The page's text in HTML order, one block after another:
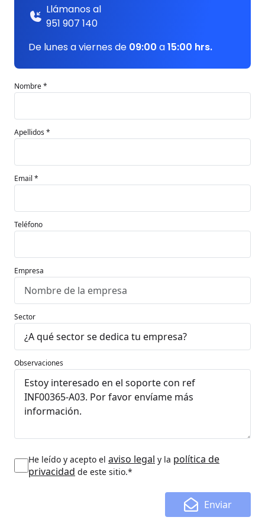
Llámanos al
951 907 140
De lunes a viernes de 09:00 a15:00 hrs.
Nombre *
Apellidos *
Email *
Teléfono
Empresa
Sector
Observaciones
He leído y acepto el aviso legal y la política de
privacidad de este sitio.*
Enviar